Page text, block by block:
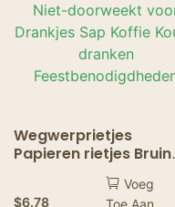
Wegwerprietjes
Papieren rietjes Bruin
$6.78
Voeg
Toe Aan